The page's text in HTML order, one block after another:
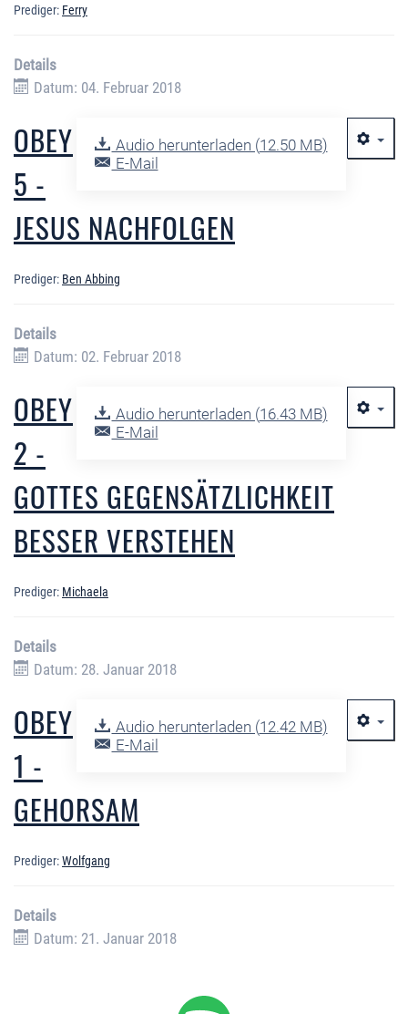
Prediger: Ferry
Details
Datum: 04. Februar 2018
Audio herunterladen (12.50 MB)
E-Mail
OBEY
5 -
JESUS NACHFOLGEN
Prediger: Ben Abbing
Details
Datum: 02. Februar 2018
Audio herunterladen (16.43 MB)
E-Mail
OBEY
2 -
GOTTES GEGENSÄTZLICHKEIT
BESSER VERSTEHEN
Prediger: Michaela
Details
Datum: 28. Januar 2018
Audio herunterladen (12.42 MB)
E-Mail
OBEY
1 -
GEHORSAM
Prediger:Wolfgang
Details
Datum: 21. Januar 2018